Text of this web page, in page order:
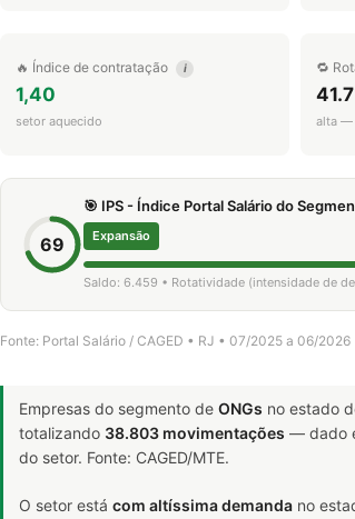
🔥 Índice de contratação i
1,40
setor aquecido
🔁
alta —
69
🎯 IPS - Índice Portal Salário do
Expansão
Saldo: 6.459 • Rotatividade (intensidade de
Fonte: Portal Salário / CAGED • RJ • 07/2025 a 06/2026
Empresas do segmento de ONGs no estado
totalizando 38.803 movimentações — dado
do setor. Fonte: CAGED/MTE.
O setor está com altíssima demanda no